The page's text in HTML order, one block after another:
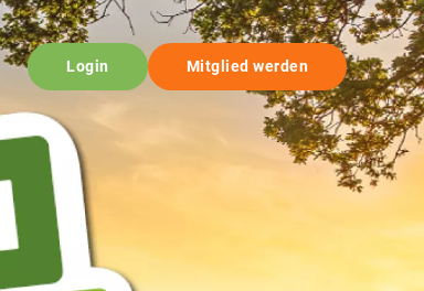
Login Mitglied werden